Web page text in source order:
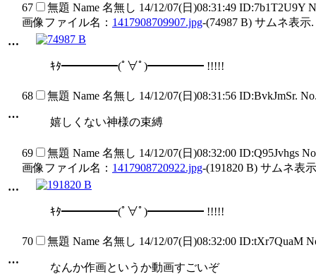
…
67 無題 Name 名無し 14/12/07(日)08:31:49 ID:7b1T2U9Y
画像ファイル名： 1417908709907.jpg-(74987 B) サムネ表示.
ｷﾀ━━━━━(ﾟ∀ﾟ)━━━━━ !!!!!
…
68 無題 Name 名無し 14/12/07(日)08:31:56 ID:BvkJmSr.
嬉しくない神様の束縛
…
69 無題 Name 名無し 14/12/07(日)08:32:00 ID:Q95Jvhgs
画像ファイル名： 1417908720922.jpg-(191820 B) サムネ表
ｷﾀ━━━━━(ﾟ∀ﾟ)━━━━━ !!!!!
…
70 無題 Name 名無し 14/12/07(日)08:32:00 ID:tXr7QuaM
なんか作画というか動画すごいぞ